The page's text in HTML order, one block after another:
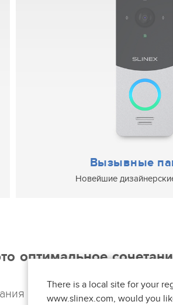
Вызывные
Новейшие
оптимальное
предъявляют
There is a local site for your
www.slinex.com, would you